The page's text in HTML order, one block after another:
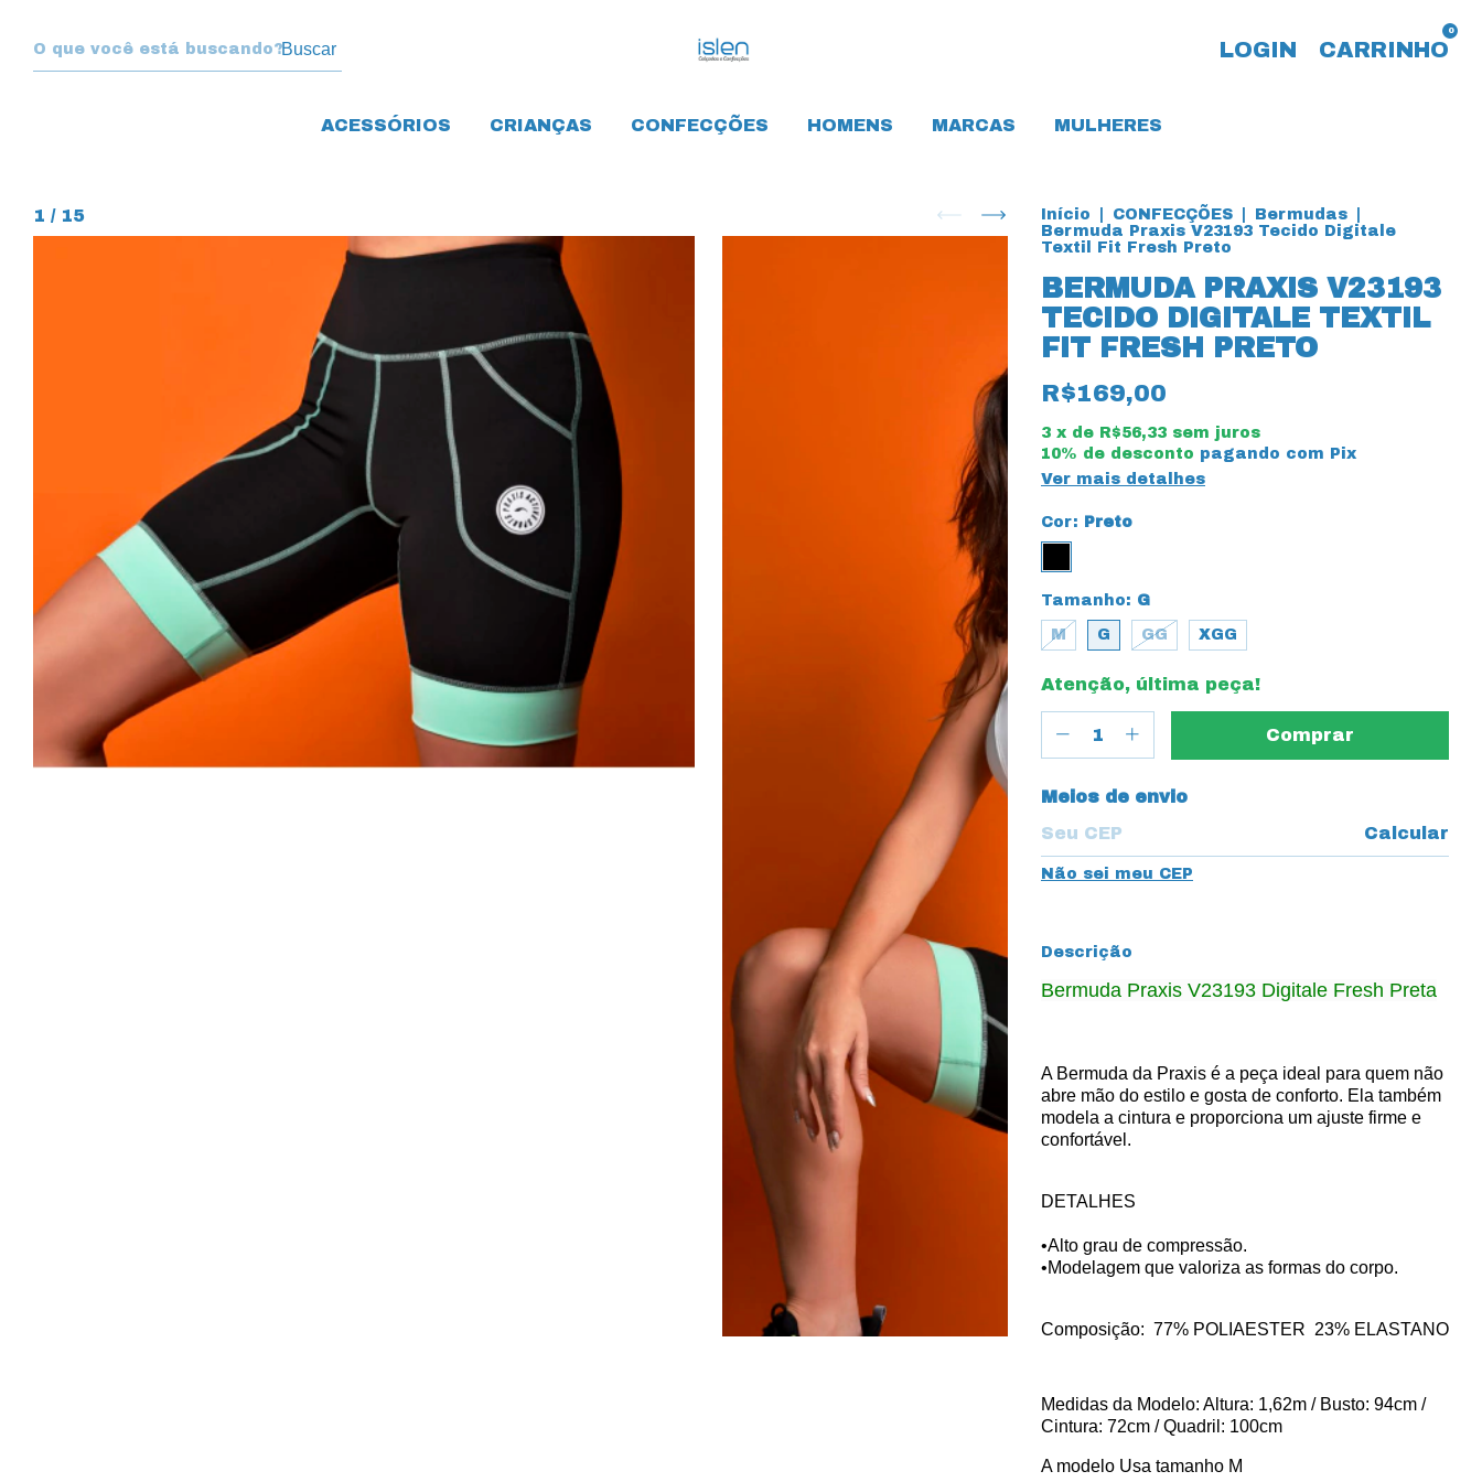
Buscar LOGIN CARRINHO
0
ACESSÓRIOS CRIANÇAS CONFECÇÕES HOMENS MARCAS MULHERES
1 / 15 Início CONFECÇÕES Bermudas
Bermuda Praxis V23193 Tecido Digitale
Textil Fit Fresh Preto
BERMUDA PRAXIS V23193
TECIDO DIGITALE TEXTIL
FIT FRESH PRETO
R$169,00
3 x de R$56,33 sem juros
10% de desconto pagando com Pix
Ver mais detalhes
Cor: Preto
Tamanho: G
M G GG XGG
Atenção, última peça!
Entregas para o CEP:
Meios de envio
Calcular
Não sei meu CEP
Descrição
Bermuda Praxis V23193 Digitale Fresh Preta
A Bermuda da Praxis é a peça ideal para quem não
abre mão do estilo e gosta de conforto. Ela também
modela a cintura e proporciona um ajuste firme e
confortável.
DETALHES
•Alto grau de compressão.
•Modelagem que valoriza as formas do corpo.
Composição: 77% POLIAESTER 23% ELASTANO
Medidas da Modelo: Altura: 1,62m / Busto: 94cm /
Cintura: 72cm / Quadril: 100cm
A modelo Usa tamanho M